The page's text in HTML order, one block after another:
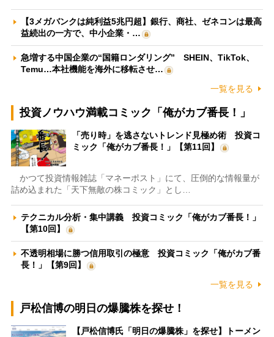
【3メガバンクは純利益5兆円超】銀行、商社、ゼネコンは最高
益続出の一方で、中小企業・…
急増する中国企業の“国籍ロンダリング” SHEIN、TikTok、
Temu…本社機能を海外に移転させ…
一覧を見る
投資ノウハウ満載コミック「俺がカブ番長！」
「売り時」を逃さないトレンド見極め術 投資コ
ミック「俺がカブ番長！」【第11回】
かつて投資情報雑誌「マネーポスト」にて、圧倒的な情報量が
詰め込まれた「天下無敵の株コミック」とし…
テクニカル分析・集中講義 投資コミック「俺がカブ番長！」
【第10回】
不透明相場に勝つ信用取引の極意 投資コミック「俺がカブ番
長！」【第9回】
一覧を見る
戸松信博の明日の爆騰株を探せ！
【戸松信博氏「明日の爆騰株」を探せ】トーメン